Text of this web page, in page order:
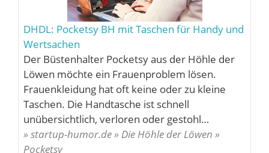
DHDL: Pocketsy BH mit Taschen für Handy und
Wertsachen
Der Büstenhalter Pocketsy aus der Höhle der
Löwen möchte ein Frauenproblem lösen.
Frauenkleidung hat oft keine oder zu kleine
Taschen. Die Handtasche ist schnell
unübersichtlich, verloren oder gestohl…
» startup-humor.de » Die Höhle der Löwen »
Pocketsy